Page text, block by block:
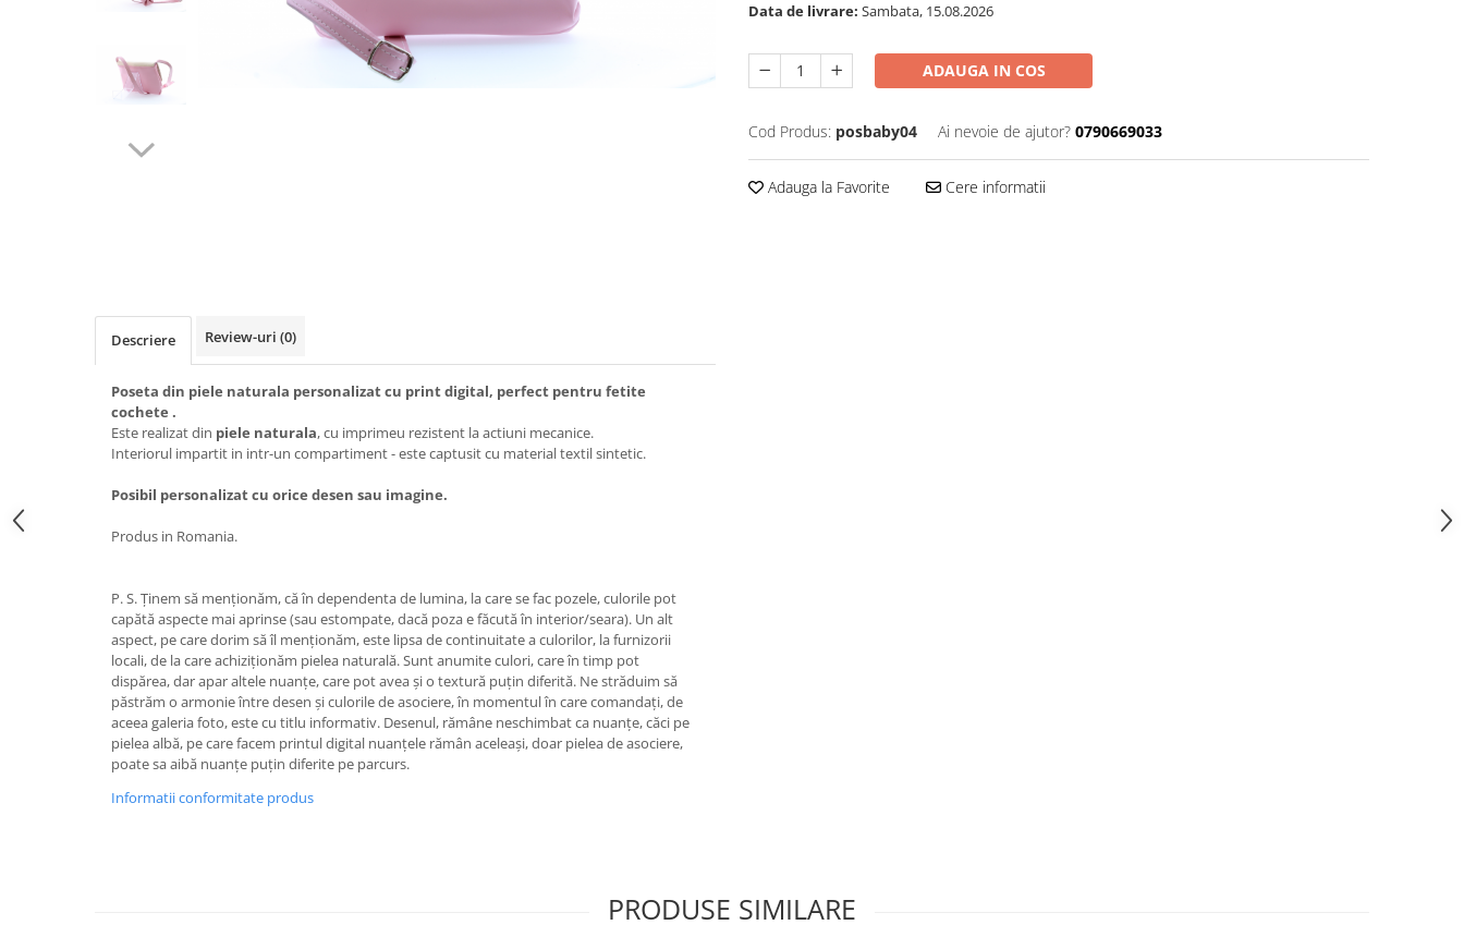
Data de livrare: Sambata, 15.08.2026
ADAUGA IN COS
Cod Produs: posbaby04 Ai nevoie de ajutor? 0790669033
Adauga la Favorite Cere informatii
Descriere Review-uri (0)
Poseta din piele naturala personalizat cu print digital, perfect pentru fetite
cochete .
Este realizat din piele naturala, cu imprimeu rezistent la actiuni mecanice.
Interiorul impartit in intr-un compartiment - este captusit cu material textil sintetic.
Posibil personalizat cu orice desen sau imagine.
Produs in Romania.
P. S. Ținem să menționăm, că în dependenta de lumina, la care se fac pozele, culorile pot
capătă aspecte mai aprinse (sau estompate, dacă poza e făcută în interior/seara). Un alt
aspect, pe care dorim să îl menționăm, este lipsa de continuitate a culorilor, la furnizorii
locali, de la care achiziționăm pielea naturală. Sunt anumite culori, care în timp pot
dispărea, dar apar altele nuanțe, care pot avea și o textură puțin diferită. Ne străduim să
păstrăm o armonie între desen și culorile de asociere, în momentul în care comandați, de
aceea galeria foto, este cu titlu informativ. Desenul, rămâne neschimbat ca nuanțe, căci pe
pielea albă, pe care facem printul digital nuanțele rămân aceleași, doar pielea de asociere,
poate sa aibă nuanțe puțin diferite pe parcurs.
Informatii conformitate produs
PRODUSE SIMILARE